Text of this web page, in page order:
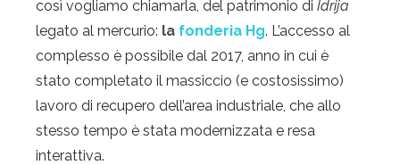
così vogliamo chiamarla, del patrimonio di Idrija
legato al mercurio: la fonderia Hg. L’accesso al
complesso è possibile dal 2017, anno in cui è
stato completato il massiccio (e costosissimo)
lavoro di recupero dell’area industriale, che allo
stesso tempo è stata modernizzata e resa
interattiva.